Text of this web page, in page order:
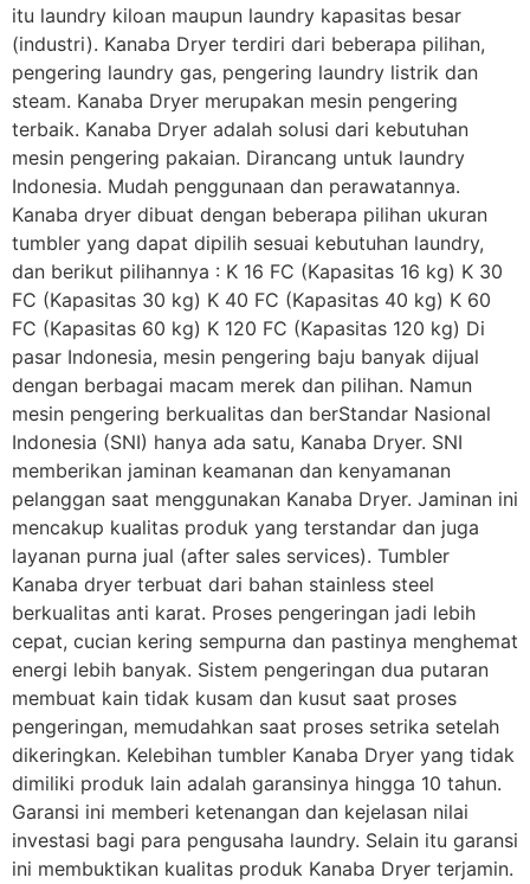
itu laundry kiloan maupun laundry kapasitas besar
(industri). Kanaba Dryer terdiri dari beberapa pilihan,
pengering laundry gas, pengering laundry listrik dan
steam. Kanaba Dryer merupakan mesin pengering
terbaik. Kanaba Dryer adalah solusi dari kebutuhan
mesin pengering pakaian. Dirancang untuk laundry
Indonesia. Mudah penggunaan dan perawatannya.
Kanaba dryer dibuat dengan beberapa pilihan ukuran
tumbler yang dapat dipilih sesuai kebutuhan laundry,
dan berikut pilihannya : K 16 FC (Kapasitas 16 kg) K 30
FC (Kapasitas 30 kg) K 40 FC (Kapasitas 40 kg) K 60
FC (Kapasitas 60 kg) K 120 FC (Kapasitas 120 kg) Di
pasar Indonesia, mesin pengering baju banyak dijual
dengan berbagai macam merek dan pilihan. Namun
mesin pengering berkualitas dan berStandar Nasional
Indonesia (SNI) hanya ada satu, Kanaba Dryer. SNI
memberikan jaminan keamanan dan kenyamanan
pelanggan saat menggunakan Kanaba Dryer. Jaminan ini
mencakup kualitas produk yang terstandar dan juga
layanan purna jual (after sales services). Tumbler
Kanaba dryer terbuat dari bahan stainless steel
berkualitas anti karat. Proses pengeringan jadi lebih
cepat, cucian kering sempurna dan pastinya menghemat
energi lebih banyak. Sistem pengeringan dua putaran
membuat kain tidak kusam dan kusut saat proses
pengeringan, memudahkan saat proses setrika setelah
dikeringkan. Kelebihan tumbler Kanaba Dryer yang tidak
dimiliki produk lain adalah garansinya hingga 10 tahun.
Garansi ini memberi ketenangan dan kejelasan nilai
investasi bagi para pengusaha laundry. Selain itu garansi
ini membuktikan kualitas produk Kanaba Dryer terjamin.